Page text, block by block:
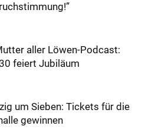
aller Löwen-Podcast:
feiert Jubiläum
um Sieben: Tickets für die
gewinnen